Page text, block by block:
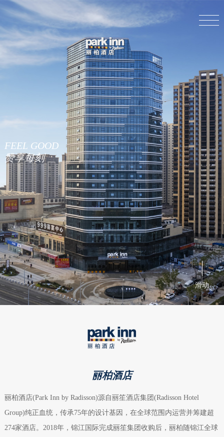
FEEL GOOD
赞享每刻
滑动
丽柏酒店
丽柏酒店(Park Inn by Radisson)源自丽笙酒店集团(Radisson Hotel
Group)纯正血统，传承75年的设计基因，在全球范围内运营并筹建超
274家酒店。2018年，锦江国际完成丽笙集团收购后，丽柏随锦江全球